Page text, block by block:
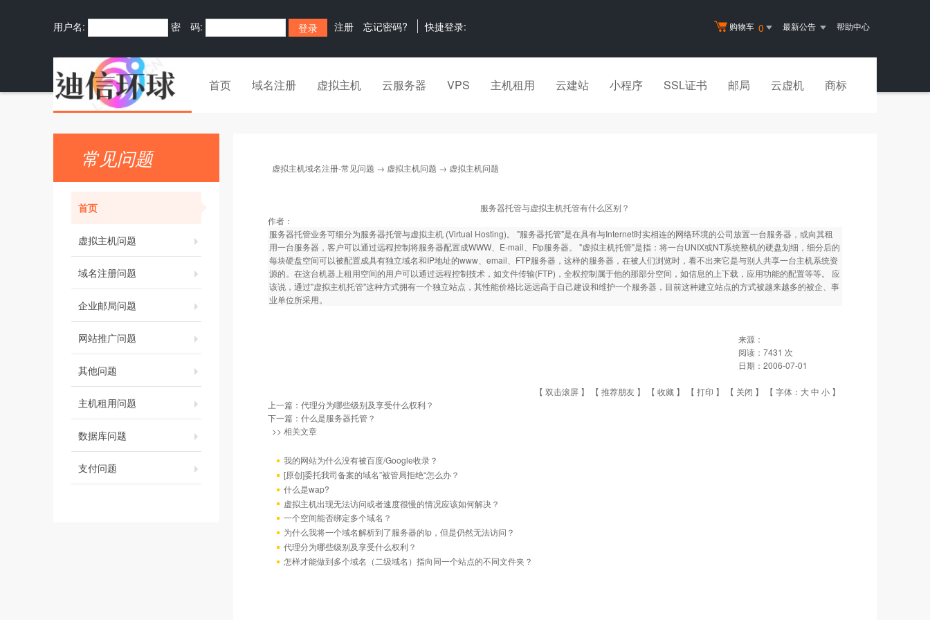
购物车 0 最新公告 帮助中心
用户名: 密 码: 注册 忘记密码? 快捷登录:
首页 域名注册 虚拟主机 云服务器 VPS 主机租用 云建站 小程序 SSL证书 邮局 云虚机 商标
常见问题
首页
虚拟主机问题
域名注册问题
企业邮局问题
网站推广问题
其他问题
主机租用问题
数据库问题
支付问题
虚拟主机域名注册-常见问题 → 虚拟主机问题 → 虚拟主机问题
服务器托管与虚拟主机托管有什么区别？
作者：
服务器托管业务可细分为服务器托管与虚拟主机 (Virtual Hosting)。 "服务器托管"是在具有与Internet时实相连的网络环境的公司放置一台服务器，或向其租
用一台服务器，客户可以通过远程控制将服务器配置成WWW、E-mail、Ftp服务器。 "虚拟主机托管"是指：将一台UNIX或NT系统整机的硬盘划细，细分后的
每块硬盘空间可以被配置成具有独立域名和IP地址的www、email、FTP服务器，这样的服务器，在被人们浏览时，看不出来它是与别人共享一台主机系统资
源的。在这台机器上租用空间的用户可以通过远程控制技术，如文件传输(FTP)，全权控制属于他的那部分空间，如信息的上下载，应用功能的配置等等。 应
该说，通过"虚拟主机托管"这种方式拥有一个独立站点，其性能价格比远远高于自己建设和维护一个服务器，目前这种建立站点的方式被越来越多的被企、事
业单位所采用。
来源：
阅读： 7431 次
日期： 2006-07-01
【 双击滚屏 】 【 推荐朋友 】 【 收藏 】 【 打印 】 【 关闭 】 【 字体： 大中 小 】
上一篇： 代理分为哪些级别及享受什么权利？
下一篇： 什么是服务器托管？
>> 相关文章
我的网站为什么没有被百度/Google收录？
[原创]委托我司备案的域名”被管局拒绝“怎么办？
什么是wap?
虚拟主机出现无法访问或者速度很慢的情况应该如何解决？
一个空间能否绑定多个域名？
为什么我将一个域名解析到了服务器的Ip，但是仍然无法访问？
代理分为哪些级别及享受什么权利？
怎样才能做到多个域名（二级域名）指向同一个站点的不同文件夹？